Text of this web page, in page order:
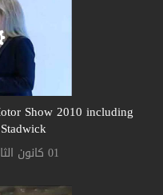
Show 2010 including
01 كانون الثاني 2013, 12:00 ص